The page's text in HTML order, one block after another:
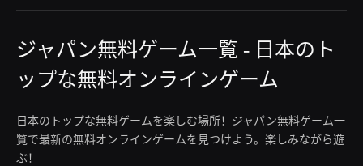
ジャパン無料ゲーム一覧 - 日本のト
ップな無料オンラインゲーム
日本のトップな無料ゲームを楽しむ場所！ジャパン無料ゲーム一
覧で最新の無料オンラインゲームを見つけよう。楽しみながら遊
ぶ！